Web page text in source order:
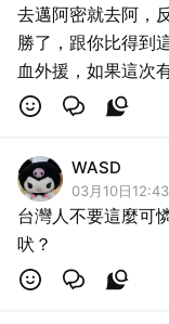
去邁阿密就去阿，
勝了，跟你比得到
血外援，如果這次
WASD
03月10日12:43
台灣人不要這麼可
吠？